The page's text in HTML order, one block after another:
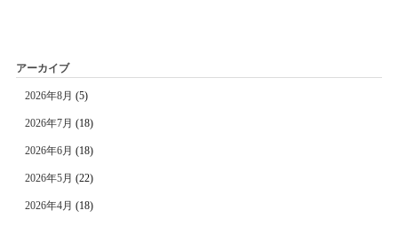
アーカイブ
2026年8月 (5)
2026年7月 (18)
2026年6月 (18)
2026年5月 (22)
2026年4月 (18)